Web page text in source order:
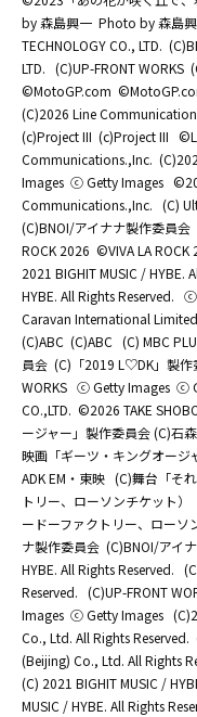
by 森島興一 Photo by 森島
TECHNOLOGY CO., LTD.
LTD. (C)UP-FRONT WORKS
©MotoGP.com
(C)2026 Line
(c)Project III (c)Project III
Communications.,Inc.
Images ⓒ Getty Images
Communications.,Inc. (C)
(C)BNOI/アイナナ製作委員会
ROCK 2026 ©️VIVA LA ROCK
2021 BIGHIT MUSIC / HYBE.
HYBE. All Rights Reserved. ⓒ
Caravan International Limited
(C)ABC (C)ABC (C) MBC
員会 (C)「2019 L♡DK」製作
WORKS ⓒ Getty Images ⓒ
CO.,LTD. ©2026 TAKE
ージャー」製作委員会 (C)石
映画「ギーツ・キングオージ
ADK EM・東映 (C)舞台「そ
トリー、ローソンチケット）
ードーファクトリー、ローソ
ナ製作委員会 (C)BNOI/アイ
HYBE. All Rights Reserved.
Reserved. (C)UP-FRONT
Images ⓒ Getty Images
Co., Ltd. All Rights Reserved.
(Beijing) Co., Ltd. All Rights
(C) 2021 BIGHIT MUSIC /
MUSIC / HYBE. All Rights